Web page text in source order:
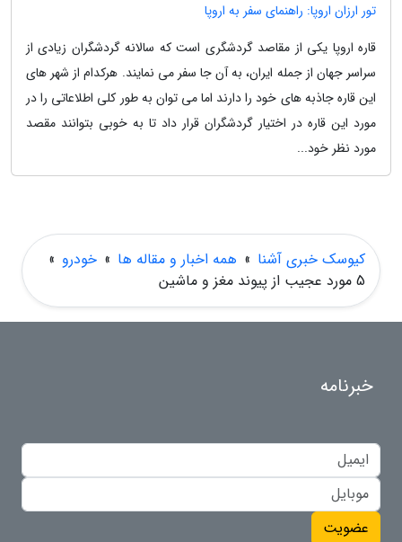
تور ارزان اروپا: راهنمای سفر به اروپا
قاره اروپا یکی از مقاصد گردشگری است که سالانه گردشگران زیادی از
سراسر جهان از جمله ایران، به آن جا سفر می نمایند. هرکدام از شهر های
این قاره جاذبه های خود را دارند اما می توان به طور کلی اطلاعاتی را در
مورد این قاره در اختیار گردشگران قرار داد تا به خوبی بتوانند مقصد
مورد نظر خود...
کیوسک خبری آشنا » همه اخبار و مقاله ها » خودرو »
5 مورد عجیب از پیوند مغز و ماشین
خبرنامه
عضویت